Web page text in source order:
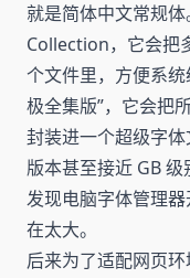
就是简体中文常规
Collection，它会把
个文件里，方便系
极全集版”，它会把
封装进一个超级字
版本甚至接近 GB 级
发现电脑字体管理
在太大。
后来为了适配网页